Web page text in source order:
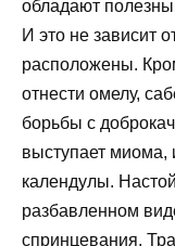
обладают
И это не зависит
расположены.
отнести омелу,
борьбы с
выступает миома,
календулы.
разбавленном
спринцевания.